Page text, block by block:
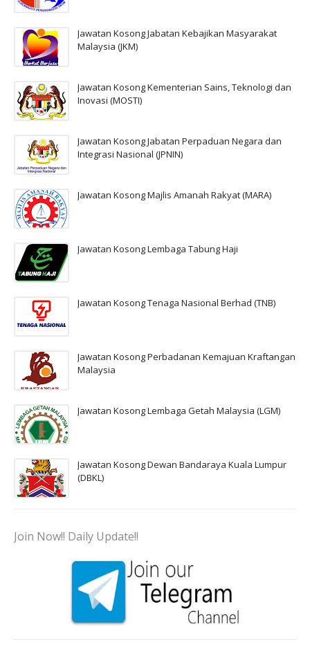
Jawatan Kosong Jabatan Kebajikan Masyarakat
Malaysia (JKM)
Jawatan Kosong Kementerian Sains, Teknologi dan
Inovasi (MOSTI)
Jawatan Kosong Jabatan Perpaduan Negara dan
Integrasi Nasional (JPNIN)
Jawatan Kosong Majlis Amanah Rakyat (MARA)
Jawatan Kosong Lembaga Tabung Haji
Jawatan Kosong Tenaga Nasional Berhad (TNB)
Jawatan Kosong Perbadanan Kemajuan Kraftangan
Malaysia
Jawatan Kosong Lembaga Getah Malaysia (LGM)
Jawatan Kosong Dewan Bandaraya Kuala Lumpur
(DBKL)
Join Now!! Daily Update!!